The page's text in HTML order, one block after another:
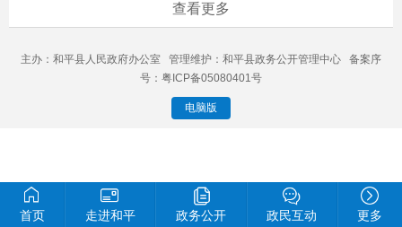
查看更多
主办：和平县人民政府办公室 管理维护：和平县政务公开管理中心 备案序
号：粤ICP备05080401号
电脑版
首页 走进和平 政务公开 政民互动 更多